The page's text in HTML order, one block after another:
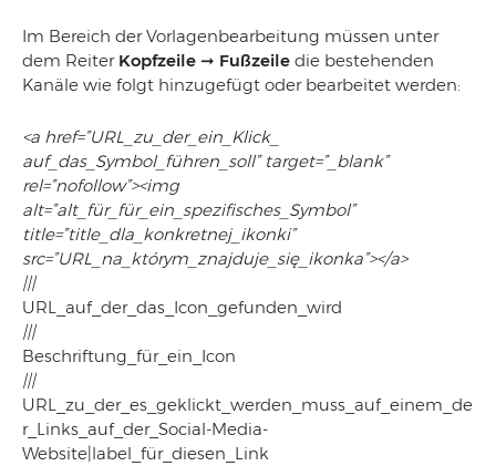
Im Bereich der Vorlagenbearbeitung müssen unter
dem Reiter Kopfzeile ➞ Fußzeile die bestehenden
Kanäle wie folgt hinzugefügt oder bearbeitet werden:
<a href=”URL_zu_der_ein_Klick_
auf_das_Symbol_führen_soll” target=”_blank”
rel=”nofollow”><img
alt=”alt_für_für_ein_spezifisches_Symbol”
title=”title_dla_konkretnej_ikonki”
src=”URL_na_którym_znajduje_się_ikonka”></a>
|||
URL_auf_der_das_Icon_gefunden_wird
|||
Beschriftung_für_ein_Icon
|||
URL_zu_der_es_geklickt_werden_muss_auf_einem_de
r_Links_auf_der_Social-Media-
Website|label_für_diesen_Link